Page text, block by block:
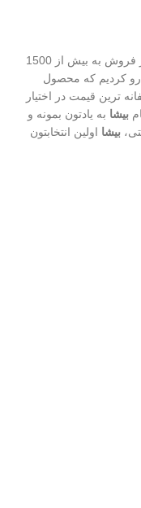
، با بیش از800 تا محصول، افتخار فروش به بیش از 1500
رو کردیم که محصول
ترین قیمت در اختیار
بیشا به یادتون بمونه و
بیشا اولین انتخابتون